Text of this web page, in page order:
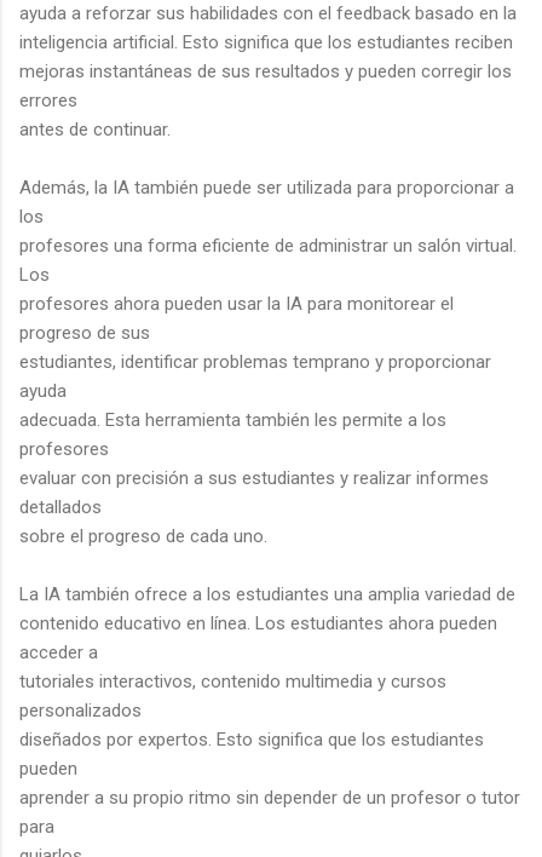
ayuda a reforzar sus habilidades con el feedback basado en la
inteligencia artificial. Esto significa que los estudiantes reciben
mejoras instantáneas de sus resultados y pueden corregir los
errores
antes de continuar.
Además, la IA también puede ser utilizada para proporcionar a
los
profesores una forma eficiente de administrar un salón virtual.
Los
profesores ahora pueden usar la IA para monitorear el
progreso de sus
estudiantes, identificar problemas temprano y proporcionar
ayuda
adecuada. Esta herramienta también les permite a los
profesores
evaluar con precisión a sus estudiantes y realizar informes
detallados
sobre el progreso de cada uno.
La IA también ofrece a los estudiantes una amplia variedad de
contenido educativo en línea. Los estudiantes ahora pueden
acceder a
tutoriales interactivos, contenido multimedia y cursos
personalizados
diseñados por expertos. Esto significa que los estudiantes
pueden
aprender a su propio ritmo sin depender de un profesor o tutor
para